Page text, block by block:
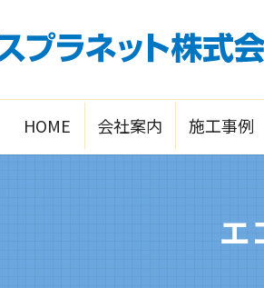
HOME 会社案内 施工事例
エ